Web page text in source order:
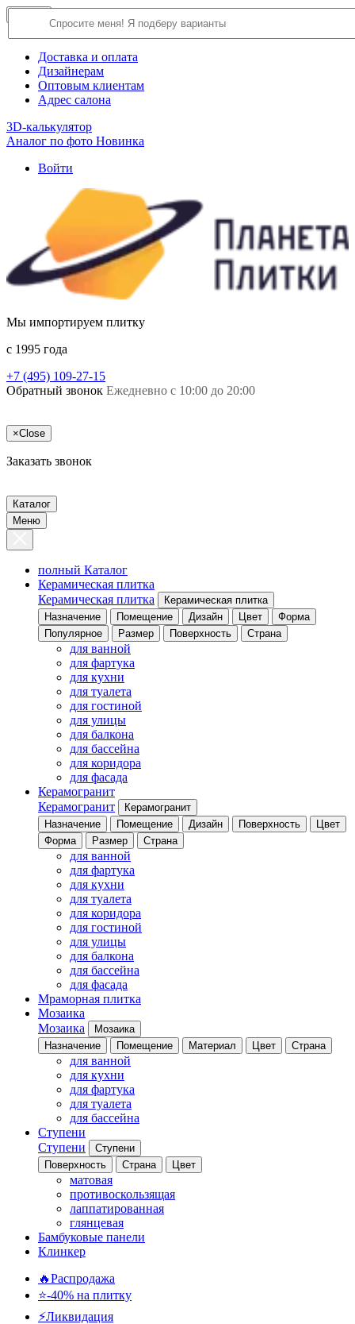
О компании
Доставка и оплата
Дизайнерам
Оптовым клиентам
Адрес салона
3D-калькулятор
Аналог по фото Новинка
Войти
Мы импортируем плитку
c 1995 года
+7 (495) 109-27-15
Обратный звонок Ежедневно с 10:00 до 20:00
×Close
Заказать звонок
Каталог
Меню
полный Каталог
Керамическая плитка
Керамическая плитка
Керамическая плитка
Назначение
Помещение Дизайн Цвет
Форма
Популярное
Размер Поверхность Страна
для ванной
для фартука
для кухни
для туалета
для гостиной
для улицы
для балкона
для бассейна
для коридора
для фасада
Керамогранит
Керамогранит
Керамогранит
Назначение
Помещение Дизайн Поверхность
Цвет
Форма
Размер Страна
для ванной
для фартука
для кухни
для туалета
для коридора
для гостиной
для улицы
для балкона
для бассейна
для фасада
Мраморная плитка
Мозаика
Мозаика
Мозаика
Назначение
Помещение Материал Цвет Страна
для ванной
для кухни
для фартука
для туалета
для бассейна
Ступени
Ступени
Ступени
Поверхность
Страна Цвет
матовая
противоскользящая
лаппатированная
глянцевая
Бамбуковые панели
Клинкер
🔥Распродажа
⭐-40% на плитку
⚡️Ликвидация